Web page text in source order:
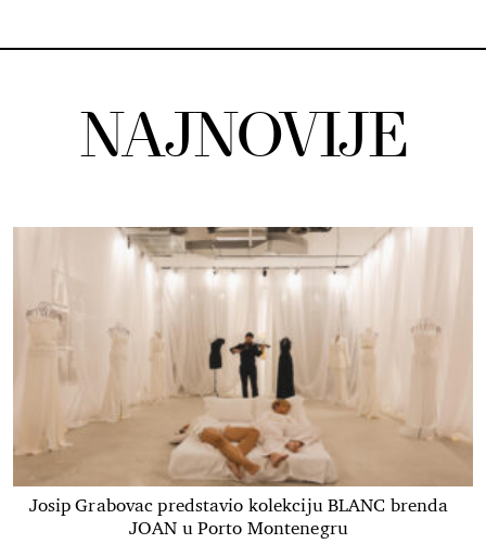
NAJNOVIJE
Josip Grabovac predstavio kolekciju BLANC brenda
JOAN u Porto Montenegru